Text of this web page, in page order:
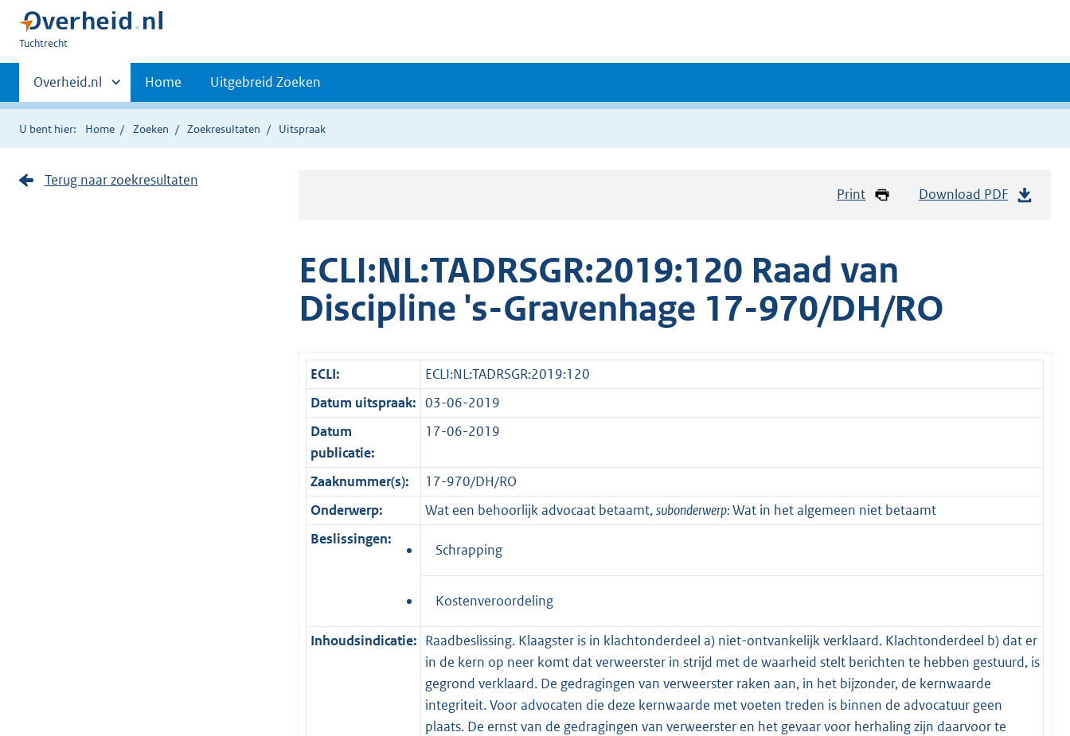
U
hier:
Tuchtrecht
Primaire
navigatie
Andere
sites
binnen
Overheid.nl Home Uitgebreid Zoeken
U bent hier: Home Zoeken Zoekresultaten Uitspraak
Print Download PDF
ECLI:NL:TADRSGR:2019:120 Raad van
Discipline 's-Gravenhage 17-970/DH/RO
ECLI:
ECLI:NL:TADRSGR:2019:120
Datum uitspraak: 03-06-2019
Datum
publicatie:
17-06-2019
Zaaknummer(s):
17-970/DH/RO
Onderwerp:
Wat een behoorlijk advocaat betaamt,subonderwerp:Wat in het algemeen niet betaamt
Beslissingen:
Schrapping
Kostenveroordeling
Inhoudsindicatie: Raadbeslissing. Klaagster is in klachtonderdeel a) niet-ontvankelijk verklaard. Klachtonderdeel b) dat er
in de kern op neer komt dat verweerster in strijd met de waarheid stelt berichten te hebben gestuurd, is
gegrond verklaard. De gedragingen van verweerster raken aan, in het bijzonder, de kernwaarde
integriteit. Voor advocaten die deze kernwaarde met voeten treden is binnen de advocatuur geen
plaats. De ernst van de gedragingen van verweerster en het gevaar voor herhaling zijn daarvoor te
Terug naar zoekresultaten